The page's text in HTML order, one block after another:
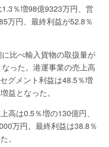
％増98億9323万円、営
万円、最終利益が52.8％
比べ輸入貨物の取扱量が
った。港運事業の売上高
グメント利益は48.5％増
益となった。
高は0.5％増の130億円、
万円。最終利益は38.8％
。